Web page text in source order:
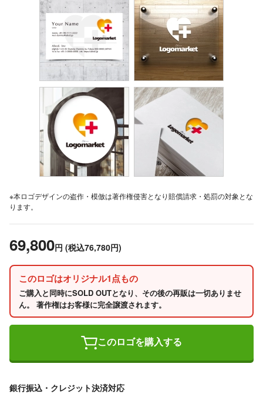
※本ロゴデザインの盗作・模倣は著作権侵害となり賠償請求・処罰の対象とな
ります。
69,800円 (税込76,780円)
このロゴはオリジナル1点もの
ご購入と同時にSOLD OUTとなり、その後の再販は一切ありませ
ん。 著作権はお客様に完全譲渡されます。
このロゴを購入する
銀行振込・クレジット決済対応